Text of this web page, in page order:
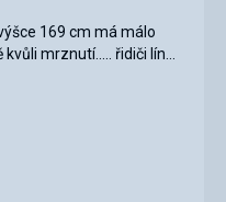
169 cm má málo
mrznutí..... řidiči líný
169 cm má málo
mrznutí..... řidiči líný